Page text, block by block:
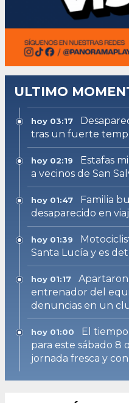
ULTIMO
hoy 03:17
tras un fuerte
hoy 02:19
Estafas
a vecinos de San
hoy 01:47
Familia
desaparecido en
hoy 01:39
Santa Lucía y es
hoy 01:17
Apartaron
entrenador del
denuncias en un
hoy 01:00
El
para este sábado 8
jornada fresca y